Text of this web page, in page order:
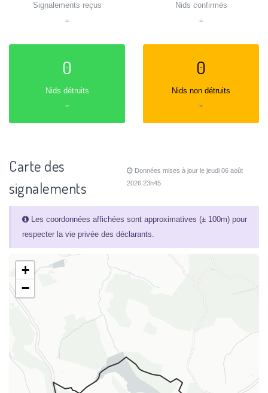
Signalements reçus
=
Nids confirmés
=
0
Nids détruits
=
0
Nids non détruits
=
Carte des
signalements
Données mises à jour le jeudi 06 août
2026 23h45
Les coordonnées affichées sont approximatives (± 100m) pour
respecter la vie privée des déclarants.
+
−